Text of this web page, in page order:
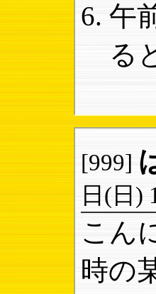
午
る
[999]
日(日)
こん
時の